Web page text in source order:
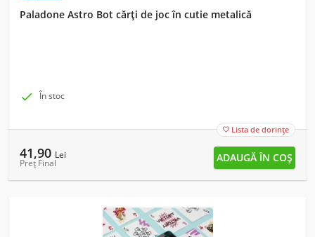
Paladone Astro Bot cărți de joc în cutie metalică
 În stoc
 Lista de dorințe
41,90 Lei
Preț Final